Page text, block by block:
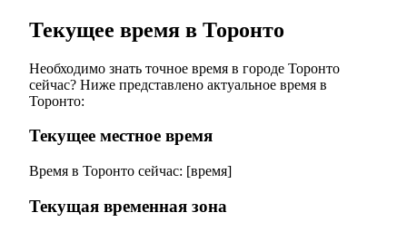
Текущее время в Торонто
Необходимо знать точное время в городе Торонто
сейчас? Ниже представлено актуальное время в
Торонто:
Текущее местное время
Время в Торонто сейчас: [время]
Текущая временная зона